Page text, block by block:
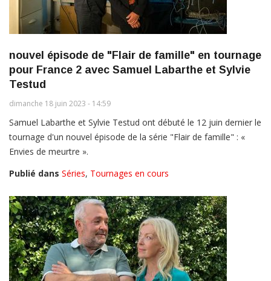
nouvel épisode de "Flair de famille" en tournage
pour France 2 avec Samuel Labarthe et Sylvie
Testud
dimanche 18 juin 2023 - 14:59
Samuel Labarthe et Sylvie Testud ont débuté le 12 juin dernier le
tournage d'un nouvel épisode de la série "Flair de famille" : «
Envies de meurtre ».
Publié dans Séries, Tournages en cours